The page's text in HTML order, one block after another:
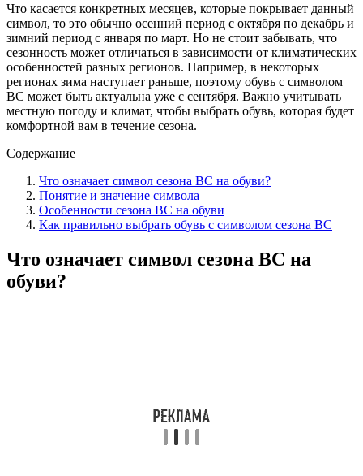
Что касается конкретных месяцев, которые покрывает данный
символ, то это обычно осенний период с октября по декабрь и
зимний период с января по март. Но не стоит забывать, что
сезонность может отличаться в зависимости от климатических
особенностей разных регионов. Например, в некоторых
регионах зима наступает раньше, поэтому обувь с символом
ВС может быть актуальна уже с сентября. Важно учитывать
местную погоду и климат, чтобы выбрать обувь, которая будет
комфортной вам в течение сезона.
Содержание
Что означает символ сезона ВС на обуви?
Понятие и значение символа
Особенности сезона ВС на обуви
Как правильно выбрать обувь с символом сезона ВС
Что означает символ сезона ВС на
обуви?